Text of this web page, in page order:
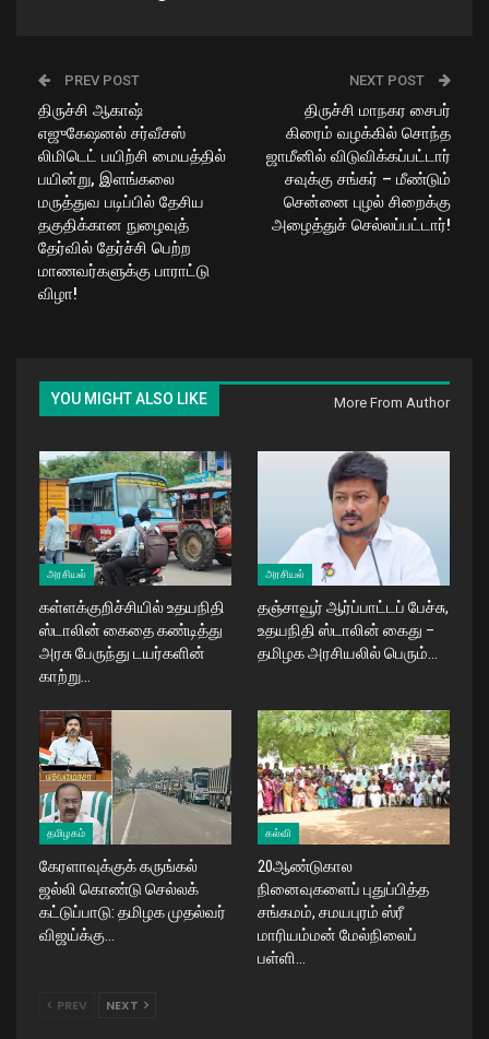
PREV POST
திருச்சி ஆகாஷ்
எஜுகேஷனல் சர்வீசஸ்
லிமிடெட் பயிற்சி மையத்தில்
பயின்று, இளங்கலை
மருத்துவ படிப்பில் தேசிய
தகுதிக்கான நுழைவுத்
தேர்வில் தேர்ச்சி பெற்ற
மாணவர்களுக்கு பாராட்டு
விழா!
NEXT POST
திருச்சி மாநகர சைபர்
கிரைம் வழக்கில் சொந்த
ஜாமீனில் விடுவிக்கப்பட்டார்
சவுக்கு சங்கர் – மீண்டும்
சென்னை புழல் சிறைக்கு
அழைத்துச் செல்லப்பட்டார்!
YOU MIGHT ALSO LIKE More From Author
அரசியல்
கள்ளக்குறிச்சியில் உதயநிதி
ஸ்டாலின் கைதை கண்டித்து
அரசு பேருந்து டயர்களின்
காற்று…
அரசியல்
தஞ்சாவூர் ஆர்ப்பாட்டப் பேச்சு,
உதயநிதி ஸ்டாலின் கைது –
தமிழக அரசியலில் பெரும்…
தமிழகம்
கேரளாவுக்குக் கருங்கல்
ஜல்லி கொண்டு செல்லக்
கட்டுப்பாடு: தமிழக முதல்வர்
விஜய்க்கு…
கல்வி
20ஆண்டுகால
நினைவுகளைப் புதுப்பித்த
சங்கமம், சமயபுரம் ஸ்ரீ
மாரியம்மன் மேல்நிலைப்
பள்ளி…
PREV NEXT